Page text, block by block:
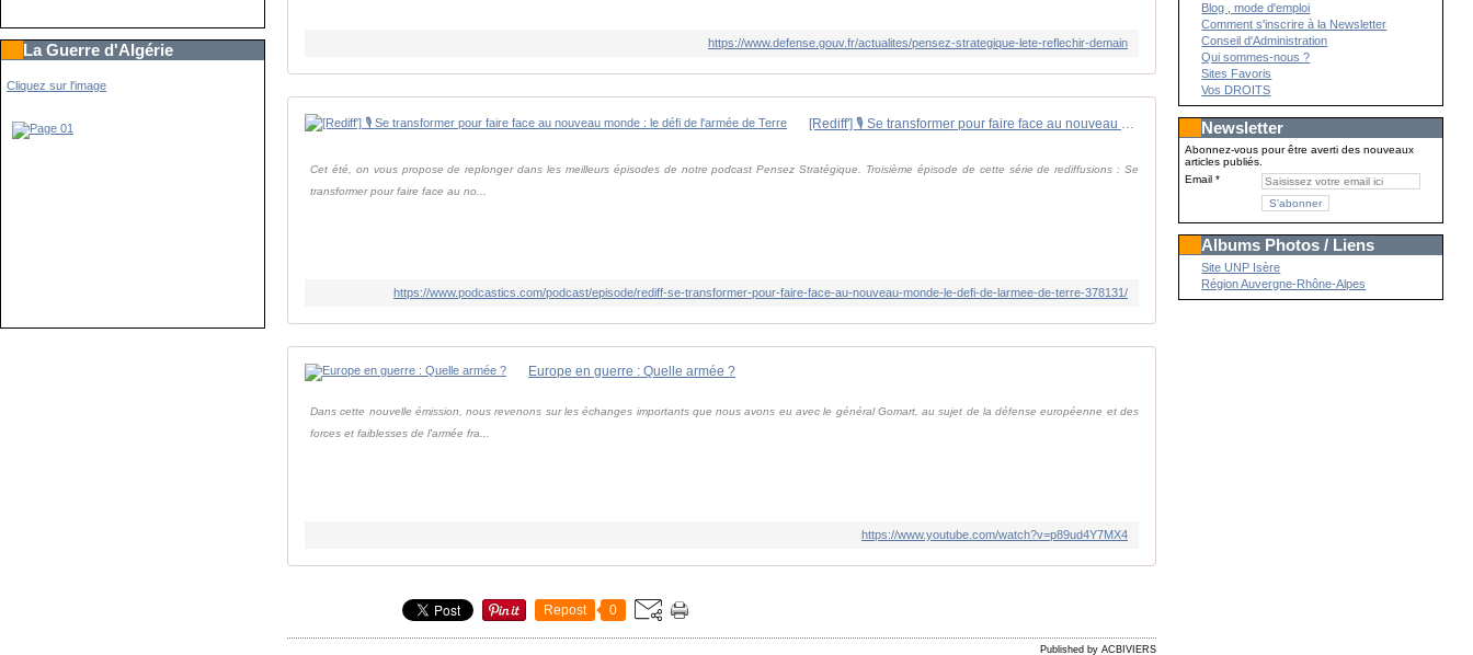
La Guerre d'Algérie
Cliquez sur l'image
https://www.defense.gouv.fr/actualites/pensez-strategique-lete-reflechir-demain
[Rediff'] 🎙️ Se transformer pour faire face au nouveau monde : le défi de l'armée de Terre
Cet été, on vous propose de replonger dans les meilleurs épisodes de notre podcast Pensez Stratégique. Troisième épisode de cette série de rediffusions : Se
transformer pour faire face au no...
https://www.podcastics.com/podcast/episode/rediff-se-transformer-pour-faire-face-au-nouveau-monde-le-defi-de-larmee-de-terre-378131/
Europe en guerre : Quelle armée ?
Dans cette nouvelle émission, nous revenons sur les échanges importants que nous avons eu avec le général Gomart, au sujet de la défense européenne et des
forces et faiblesses de l'armée fra...
https://www.youtube.com/watch?v=p89ud4Y7MX4
Repost 0
Published by ACBIVIERS
Blog , mode d'emploi
Comment s'inscrire à la Newsletter
Conseil d'Administration
Qui sommes-nous ?
Sites Favoris
Vos DROITS
Newsletter
Abonnez-vous pour être averti des nouveaux
articles publiés.
Email
Albums Photos / Liens
Site UNP Isère
Région Auvergne-Rhône-Alpes